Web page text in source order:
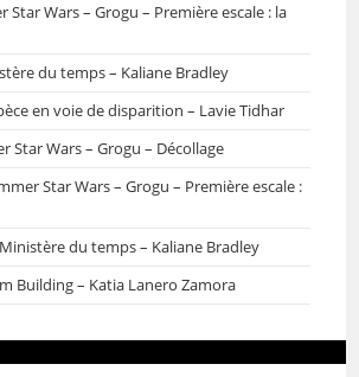
Star Wars – Grogu – Première escale : la
du temps – Kaliane Bradley
en voie de disparition – Lavie Tidhar
Star Wars – Grogu – Décollage
Star Wars – Grogu – Première escale :
du temps – Kaliane Bradley
Building – Katia Lanero Zamora